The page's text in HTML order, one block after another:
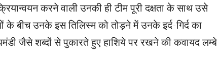
करने वाली उनकी ही टीम पूरी दक्षता के साथ उसे
के बीच उनके इस तिलिस्म को तोड़ने में उनके इर्द-गिर्द का
जैसे शब्दों से पुकारते हुए हाशिये पर रखने की कवायद लम्बे